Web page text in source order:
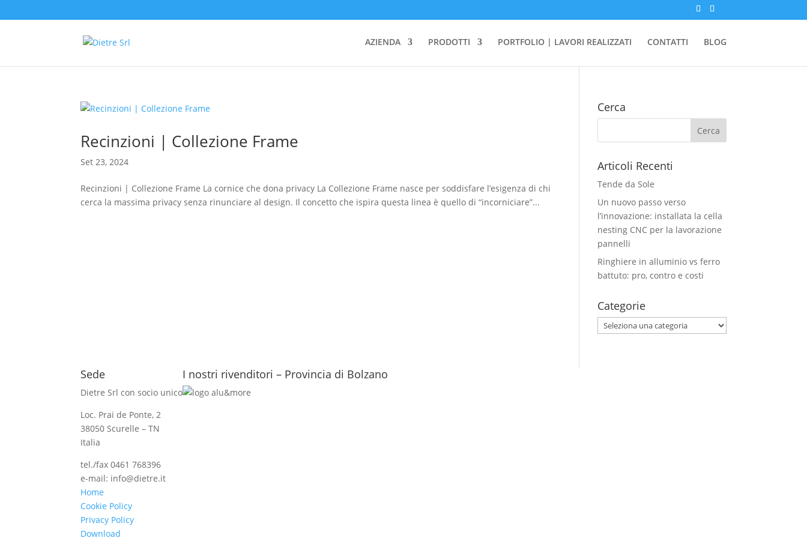
AZIENDA PRODOTTI PORTFOLIO | LAVORI REALIZZATI CONTATTI BLOG
Recinzioni | Collezione Frame
Set 23, 2024
Recinzioni | Collezione Frame La cornice che dona privacy La Collezione Frame nasce per soddisfare l’esigenza di chi
cerca la massima privacy senza rinunciare al design. Il concetto che ispira questa linea è quello di “incorniciare”...
Cerca
Articoli Recenti
Tende da Sole
Un nuovo passo verso
l’innovazione: installata la cella
nesting CNC per la lavorazione
pannelli
Ringhiere in alluminio vs ferro
battuto: pro, contro e costi
Categorie
Categorie
Sede
Dietre Srl con socio unico
Loc. Prai de Ponte, 2
38050 Scurelle – TN
Italia
tel./fax 0461 768396
e-mail: info@dietre.it
I nostri rivenditori – Provincia di Bolzano
Home
Cookie Policy
Privacy Policy
Download